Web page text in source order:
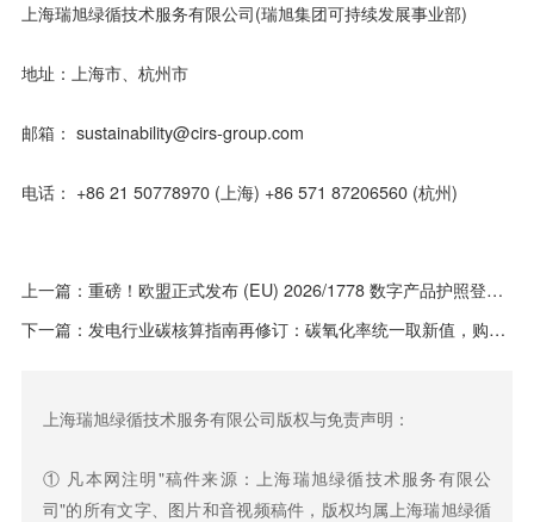
上海瑞旭绿循技术服务有限公司(瑞旭集团可持续发展事业部)
地址：上海市、杭州市
邮箱： sustainability@cirs-group.com
电话： +86 21 50778970 (上海) +86 571 87206560 (杭州)
上一篇： 重磅！欧盟正式发布 (EU) 2026/1778 数字产品护照登记系统(Registry)实施条例
下一篇： 发电行业碳核算指南再修订：碳氧化率统一取新值，购入电力排放全面退出
上海瑞旭绿循技术服务有限公司版权与免责声明：
① 凡本网注明"稿件来源：
上海瑞旭绿循技术服务有限公
司"的所有文字、图片和音视频稿件，版权均属 上海瑞旭绿循